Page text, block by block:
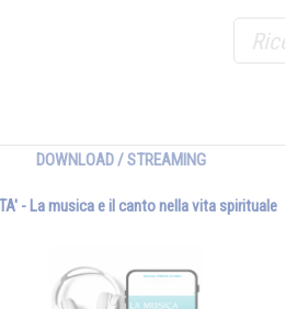
DOWNLOAD / STREAMING
- La musica e il canto nella vita spirituale